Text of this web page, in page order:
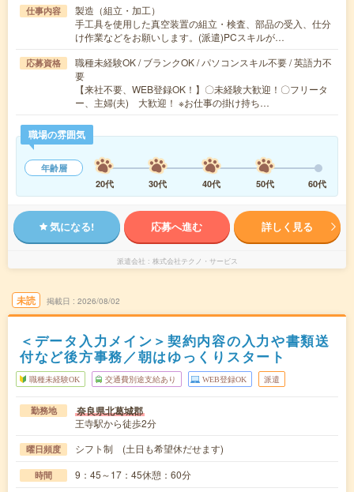
仕事内容
製造（組立・加工）
手工具を使用した真空装置の組立・検査、部品の受入、仕分
け作業などをお願いします。(派遣)PCスキルが…
応募資格
職種未経験OK / ブランクOK / パソコンスキル不要 / 英語力不
要
【来社不要、WEB登録OK！】〇未経験大歓迎！〇フリータ
ー、主婦(夫) 大歓迎！ ※お仕事の掛け持ち…
職場の雰囲気
年齢層
20代
30代 40代 50代 60代
気になる! 応募へ進む 詳しく見る
派遣会社 株式会社テクノ・サービス
未読 掲載日 2026/08/02
＜データ入力メイン＞契約内容の入力や書類送
付など後方事務／朝はゆっくりスタート
職種未経験OK 交通費別途支給あり WEB登録OK 派遣
勤務地 奈良県北葛城郡
王寺駅から徒歩2分
曜日頻度 シフト制 (土日も希望休だせます)
時間 9：45～17：45休憩：60分